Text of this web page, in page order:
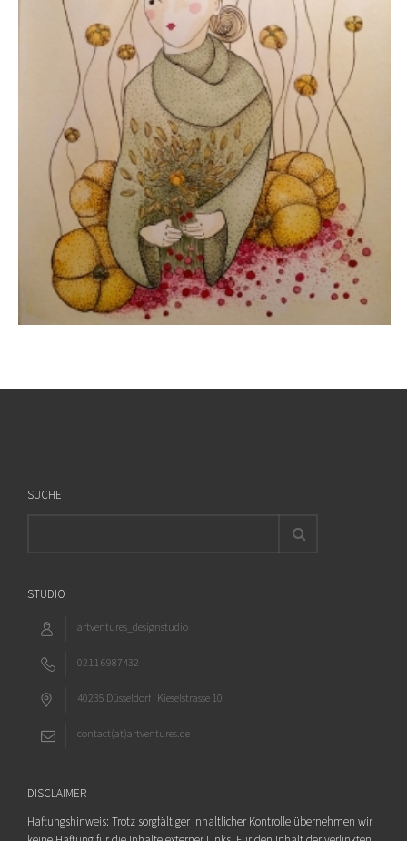
SUCHE
STUDIO
artventures_designstudio
0211 6987432
40235 Düsseldorf | Kieselstrasse 10
contact(at)artventures.de
DISCLAIMER
Haftungshinweis: Trotz sorgfältiger inhaltlicher Kontrolle übernehmen wir